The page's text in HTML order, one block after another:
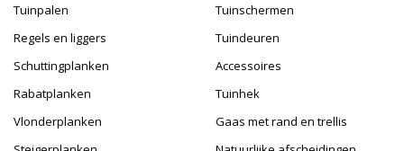
Tuinpalen
Regels en liggers
Schuttingplanken
Rabatplanken
Vlonderplanken
Tuinschermen
Tuindeuren
Accessoires
Tuinhek
Gaas met rand en trellis